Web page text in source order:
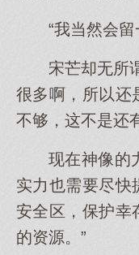
“我当然会
宋芒却无所
很多啊，所以还
不够，这不是还
现在神像的
实力也需要尽快
安全区，保护幸
的资源。”